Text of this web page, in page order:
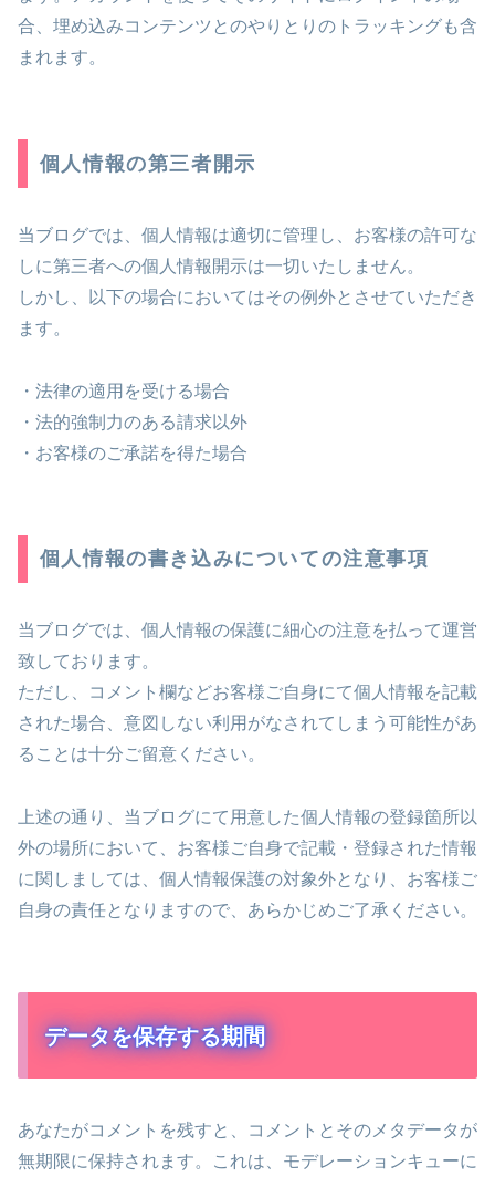
合、埋め込みコンテンツとのやりとりのトラッキングも含
まれます。
個人情報の第三者開示
当ブログでは、個人情報は適切に管理し、お客様の許可な
しに第三者への個人情報開示は一切いたしません。
しかし、以下の場合においてはその例外とさせていただき
ます。
・法律の適用を受ける場合
・法的強制力のある請求以外
・お客様のご承諾を得た場合
個人情報の書き込みについての注意事項
当ブログでは、個人情報の保護に細心の注意を払って運営
致しております。
ただし、コメント欄などお客様ご自身にて個人情報を記載
された場合、意図しない利用がなされてしまう可能性があ
ることは十分ご留意ください。
上述の通り、当ブログにて用意した個人情報の登録箇所以
外の場所において、お客様ご自身で記載・登録された情報
に関しましては、個人情報保護の対象外となり、お客様ご
自身の責任となりますので、あらかじめご了承ください。
データを保存する期間
あなたがコメントを残すと、コメントとそのメタデータが
無期限に保持されます。これは、モデレーションキューに